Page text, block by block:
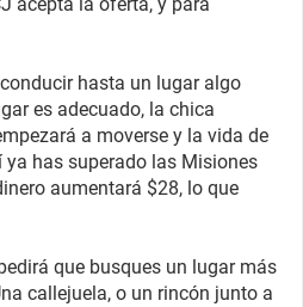
hasta un lugar algo
es adecuado, la chica
a moverse y la vida de
ya has superado las Misiones
aumentará $28, lo que
que busques un lugar más
callejuela, o un rincón junto a